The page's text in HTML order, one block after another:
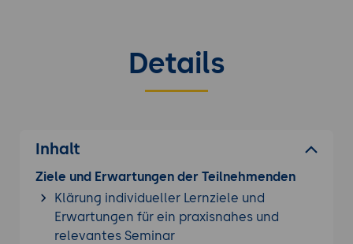
Details
Inhalt
Ziele und Erwartungen der Teilnehmenden
Klärung individueller Lernziele und
Erwartungen für ein praxisnahes und
relevantes Seminar